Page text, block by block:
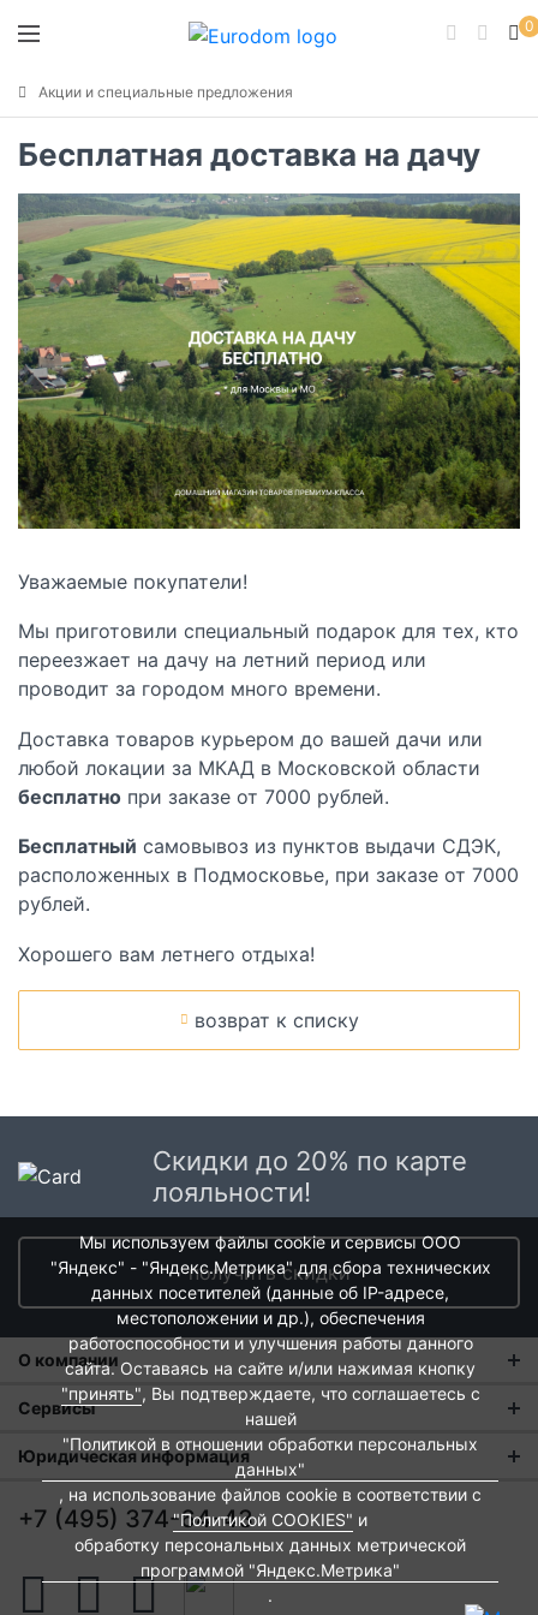
0
Акции и специальные предложения
Бесплатная доставка на дачу
Уважаемые покупатели!
Мы приготовили специальный подарок для тех, кто
переезжает на дачу на летний период или
проводит за городом много времени.
Доставка товаров курьером до вашей дачи или
любой локации за МКАД в Московской области
бесплатно при заказе от 7000 рублей.
Бесплатный самовывоз из пунктов выдачи СДЭК,
расположенных в Подмосковье, при заказе от 7000
рублей.
Хорошего вам летнего отдыха!
возврат к списку
Скидки до 20% по карте
лояльности!
получить скидки
О компании
О нас
Магазины
Новости
Контакты
Сервисы
Оплата и тарифы доставки
Обмен и возврат
Евродом-бонус
Подарочные сертификаты
Юридическая информация
Пользовательское соглашение
Политика обработки персональных данных
Политика cookies
+7 (495) 374-64-43
Мы используем файлы cookie и сервисы ООО
"Яндекс" - "Яндекс.Метрика" для сбора технических
данных посетителей (данные об IP-адресе,
местоположении и др.), обеспечения
работоспособности и улучшения работы данного
сайта. Оставаясь на сайте и/или нажимая кнопку
"принять", Вы подтверждаете, что соглашаетесь с
нашей
"Политикой в отношении обработки персональных
данных"
, на использование файлов cookie в соответствии с
"Политикой COOKIES" и
обработку персональных данных метрической
программой "Яндекс.Метрика"
.